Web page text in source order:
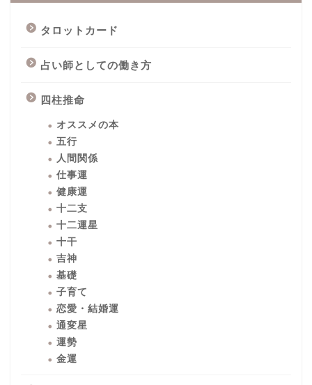
タロットカード
占い師としての働き方
四柱推命
オススメの本
五行
人間関係
仕事運
健康運
十二支
十二運星
十干
吉神
基礎
子育て
恋愛・結婚運
通変星
運勢
金運